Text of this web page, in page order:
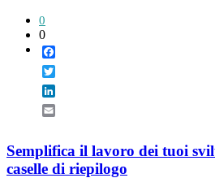
0
0
Semplifica il lavoro dei tuoi
caselle di riepilogo